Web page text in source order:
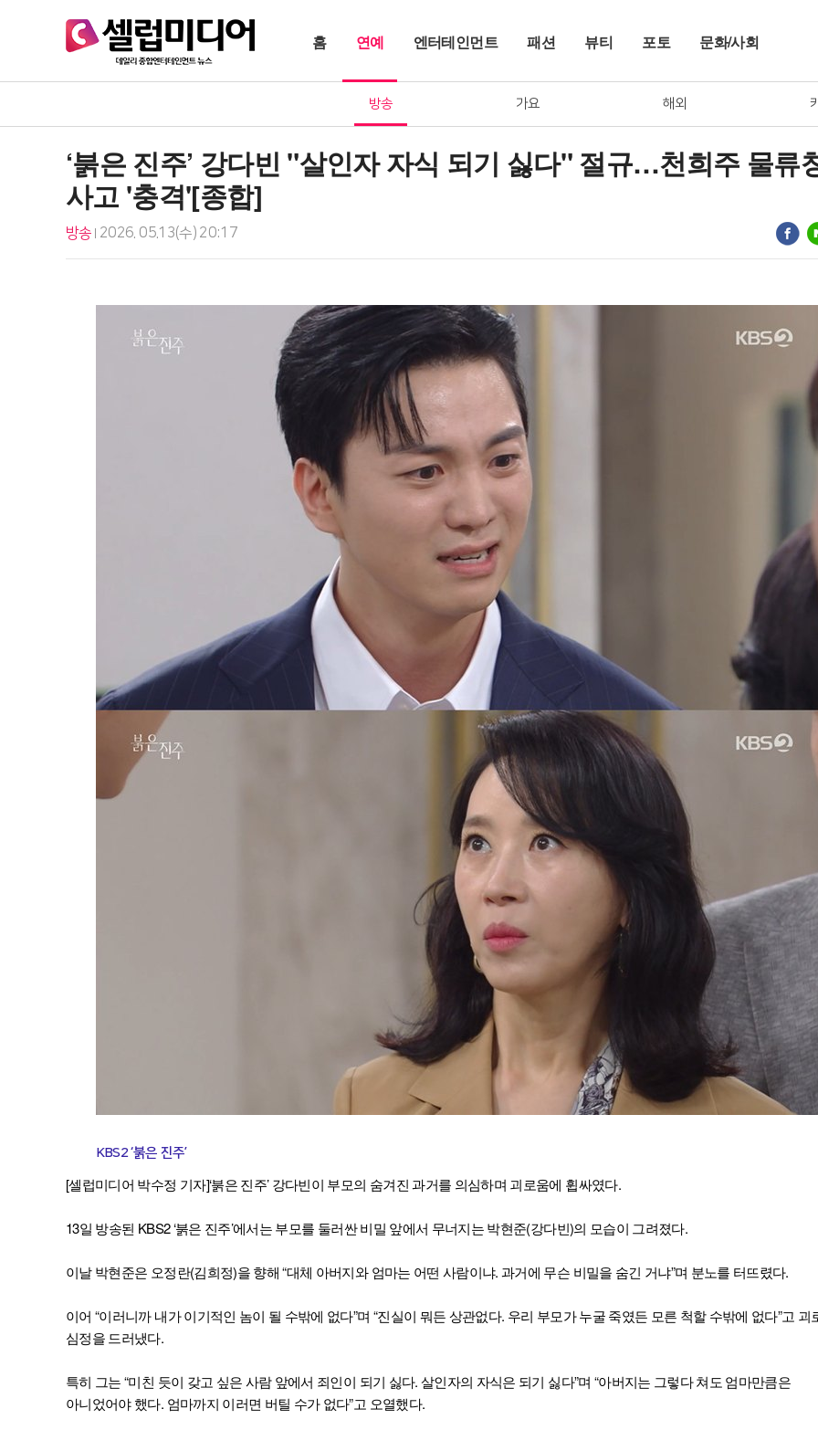
홈 연예
방송 가요 해외
엔터테인먼트 패션 뷰티 포토 문화/사회
‘붉은 진주’ 강다빈 "살인자 자식 되기 싫다" 절규…천희주 물류
사고 '충격'[종합]
방송 2026. 05.13(수) 20:17
KBS2 ‘붉은 진주’
[셀럽미디어 박수정 기자]‘붉은 진주’ 강다빈이 부모의 숨겨진 과거를 의심하며 괴로움에 휩싸였다.
13일 방송된 KBS2 ‘붉은 진주’에서는 부모를 둘러싼 비밀 앞에서 무너지는 박현준(강다빈)의 모습이 그려졌다.
이날 박현준은 오정란(김희정)을 향해 “대체 아버지와 엄마는 어떤 사람이냐. 과거에 무슨 비밀을 숨긴 거냐”며 분노를 터뜨렸다.
이어 “이러니까 내가 이기적인 놈이 될 수밖에 없다”며 “진실이 뭐든 상관없다. 우리 부모가 누굴 죽였든 모른 척할 수밖에 없다”고 괴
심정을 드러냈다.
특히 그는 “미친 듯이 갖고 싶은 사람 앞에서 죄인이 되기 싫다. 살인자의 자식은 되기 싫다”며 “아버지는 그렇다 쳐도 엄마만큼은
아니었어야 했다. 엄마까지 이러면 버틸 수가 없다”고 오열했다.